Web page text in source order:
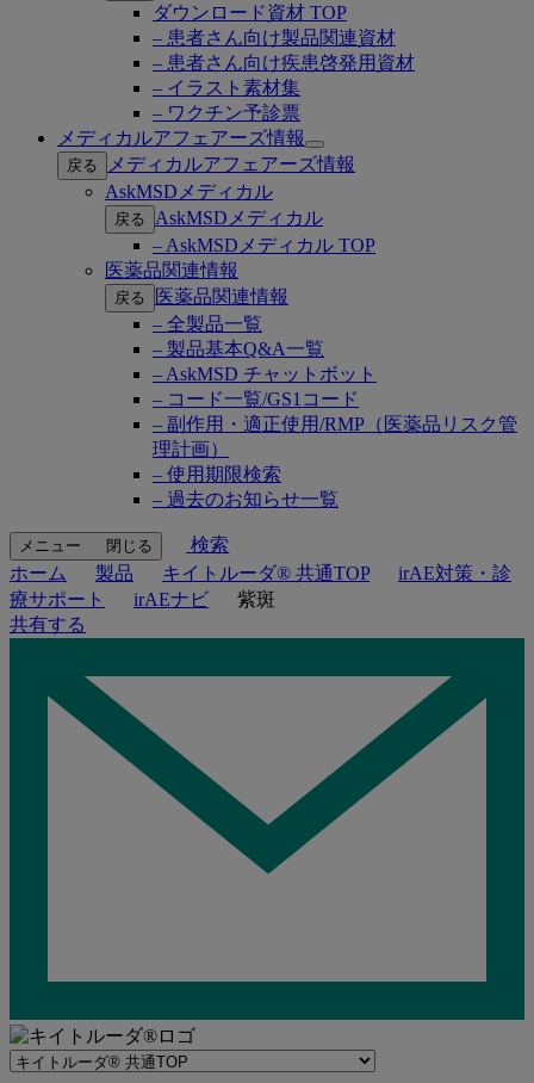
ダウンロード資材 TOP
– 患者さん向け製品関連資材
– 患者さん向け疾患啓発用資材
– イラスト素材集
– ワクチン予診票
メディカルアフェアーズ情報
Open
submenu
戻る
メディカルアフェアーズ情報
AskMSDメディカル
戻る
AskMSDメディカル
– AskMSDメディカル TOP
医薬品関連情報
戻る
医薬品関連情報
– 全製品一覧
– 製品基本Q&A一覧
– AskMSD チャットボット
– コード一覧/GS1コード
– 副作用・適正使用/RMP（医薬品リスク管
理計画）
– 使用期限検索
– 過去のお知らせ一覧
メニュー 閉じる
検索
ホーム
製品 キイトルーダ® 共通TOP
irAE対策・診
療サポート
irAEナビ
紫斑
共有する
Navigate